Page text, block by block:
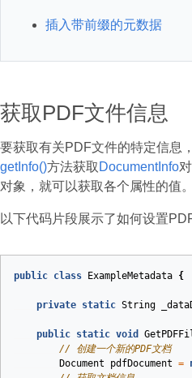
插入带前缀的元数据
获取PDF文件信息
要获取有关PDF文件的特定信息
getInfo()方法获取 DocumentInfo
对象，就可以获取各个属性的值。
以下代码片段展示了如何设置
public class ExampleMetadata {
private static String
public static void
// 创建一个新的PDF文档
Document
pdfDocument =